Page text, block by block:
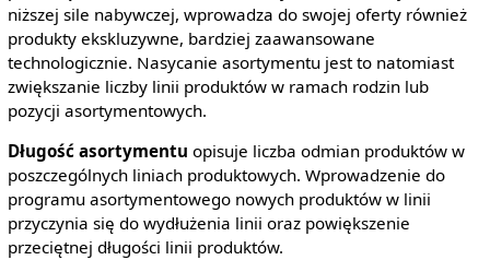
niższej sile nabywczej, wprowadza do swojej oferty również
produkty ekskluzywne, bardziej zaawansowane
technologicznie. Nasycanie asortymentu jest to natomiast
zwiększanie liczby linii produktów w ramach rodzin lub
pozycji asortymentowych.
Długość asortymentu opisuje liczba odmian produktów w
poszczególnych liniach produktowych. Wprowadzenie do
programu asortymentowego nowych produktów w linii
przyczynia się do wydłużenia linii oraz powiększenie
przeciętnej długości linii produktów.